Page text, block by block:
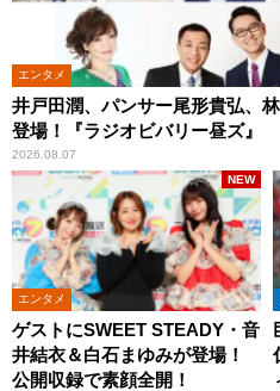
エンタメ
井戸田潤、パンサー尾形貴弘、
登場！『ラジオビバリー昼ズ』
2026.08.07
エンタメ
ゲストにSWEET STEADY・音
井結衣＆白石まゆみが登場！
公開収録で素顔全開！
NEW